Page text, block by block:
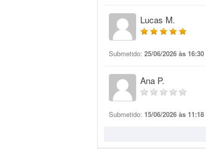
Lucas M.
Submetido: 25/06/2026 às 16:30
Ana P.
Submetido: 15/06/2026 às 11:18